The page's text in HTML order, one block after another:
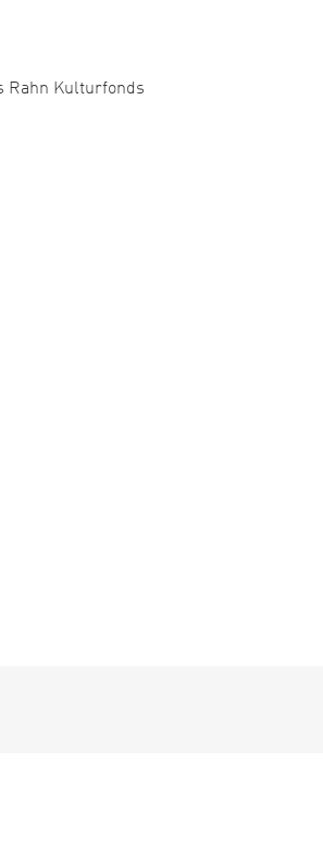
Rahn Kulturfonds